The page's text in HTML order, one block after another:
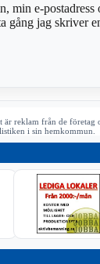
min e-
gång jag skriver
är reklam från de företag
i sin hemkommun.